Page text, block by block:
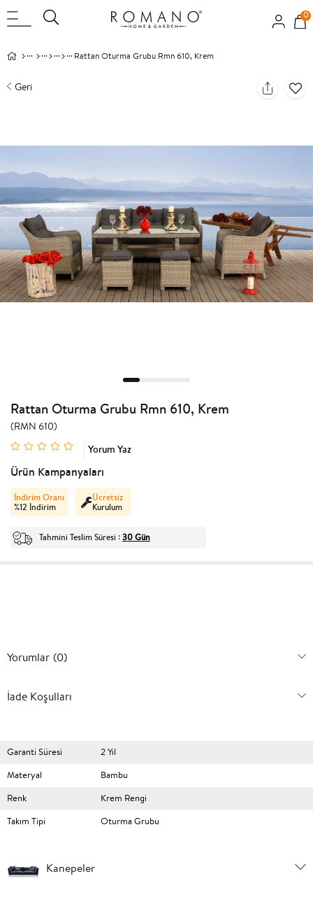
0
Rattan Oturma Grubu Rmn 610, Krem
Geri
Rattan Oturma Grubu Rmn 610, Krem
(RMN 610)
Yorum Yaz
Ürün Kampanyaları
İndirim Oranı
%12 İndirim
Ücretsiz
Kurulum
Tahmini Teslim Süresi : 30 Gün
Yorumlar (0)
İade Koşulları
Garanti Süresi 2 Yıl
Materyal Bambu
Renk Krem Rengi
Takım Tipi Oturma Grubu
Kanepeler